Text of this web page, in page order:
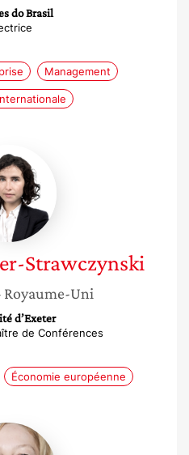
do Brasil
Management
Sarah
Schneider-
Strawczynski
Strawczynski
Royaume-Uni
d’Exeter
de Conférences
Économie européenne
Amélie
Canonne